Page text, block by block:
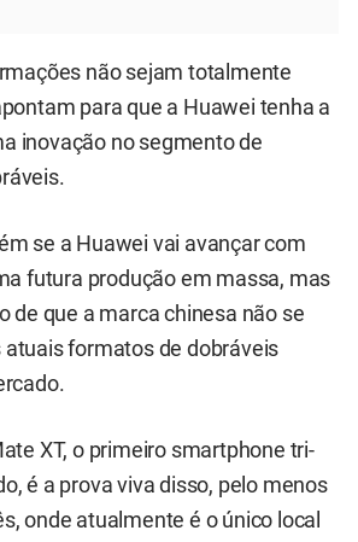
não sejam totalmente
para que a Huawei tenha a
inovação no segmento de
se a Huawei vai avançar com
futura produção em massa, mas
de que a marca chinesa não se
formatos de dobráveis
XT, o primeiro smartphone tri-
é a prova viva disso, pelo menos
onde atualmente é o único local